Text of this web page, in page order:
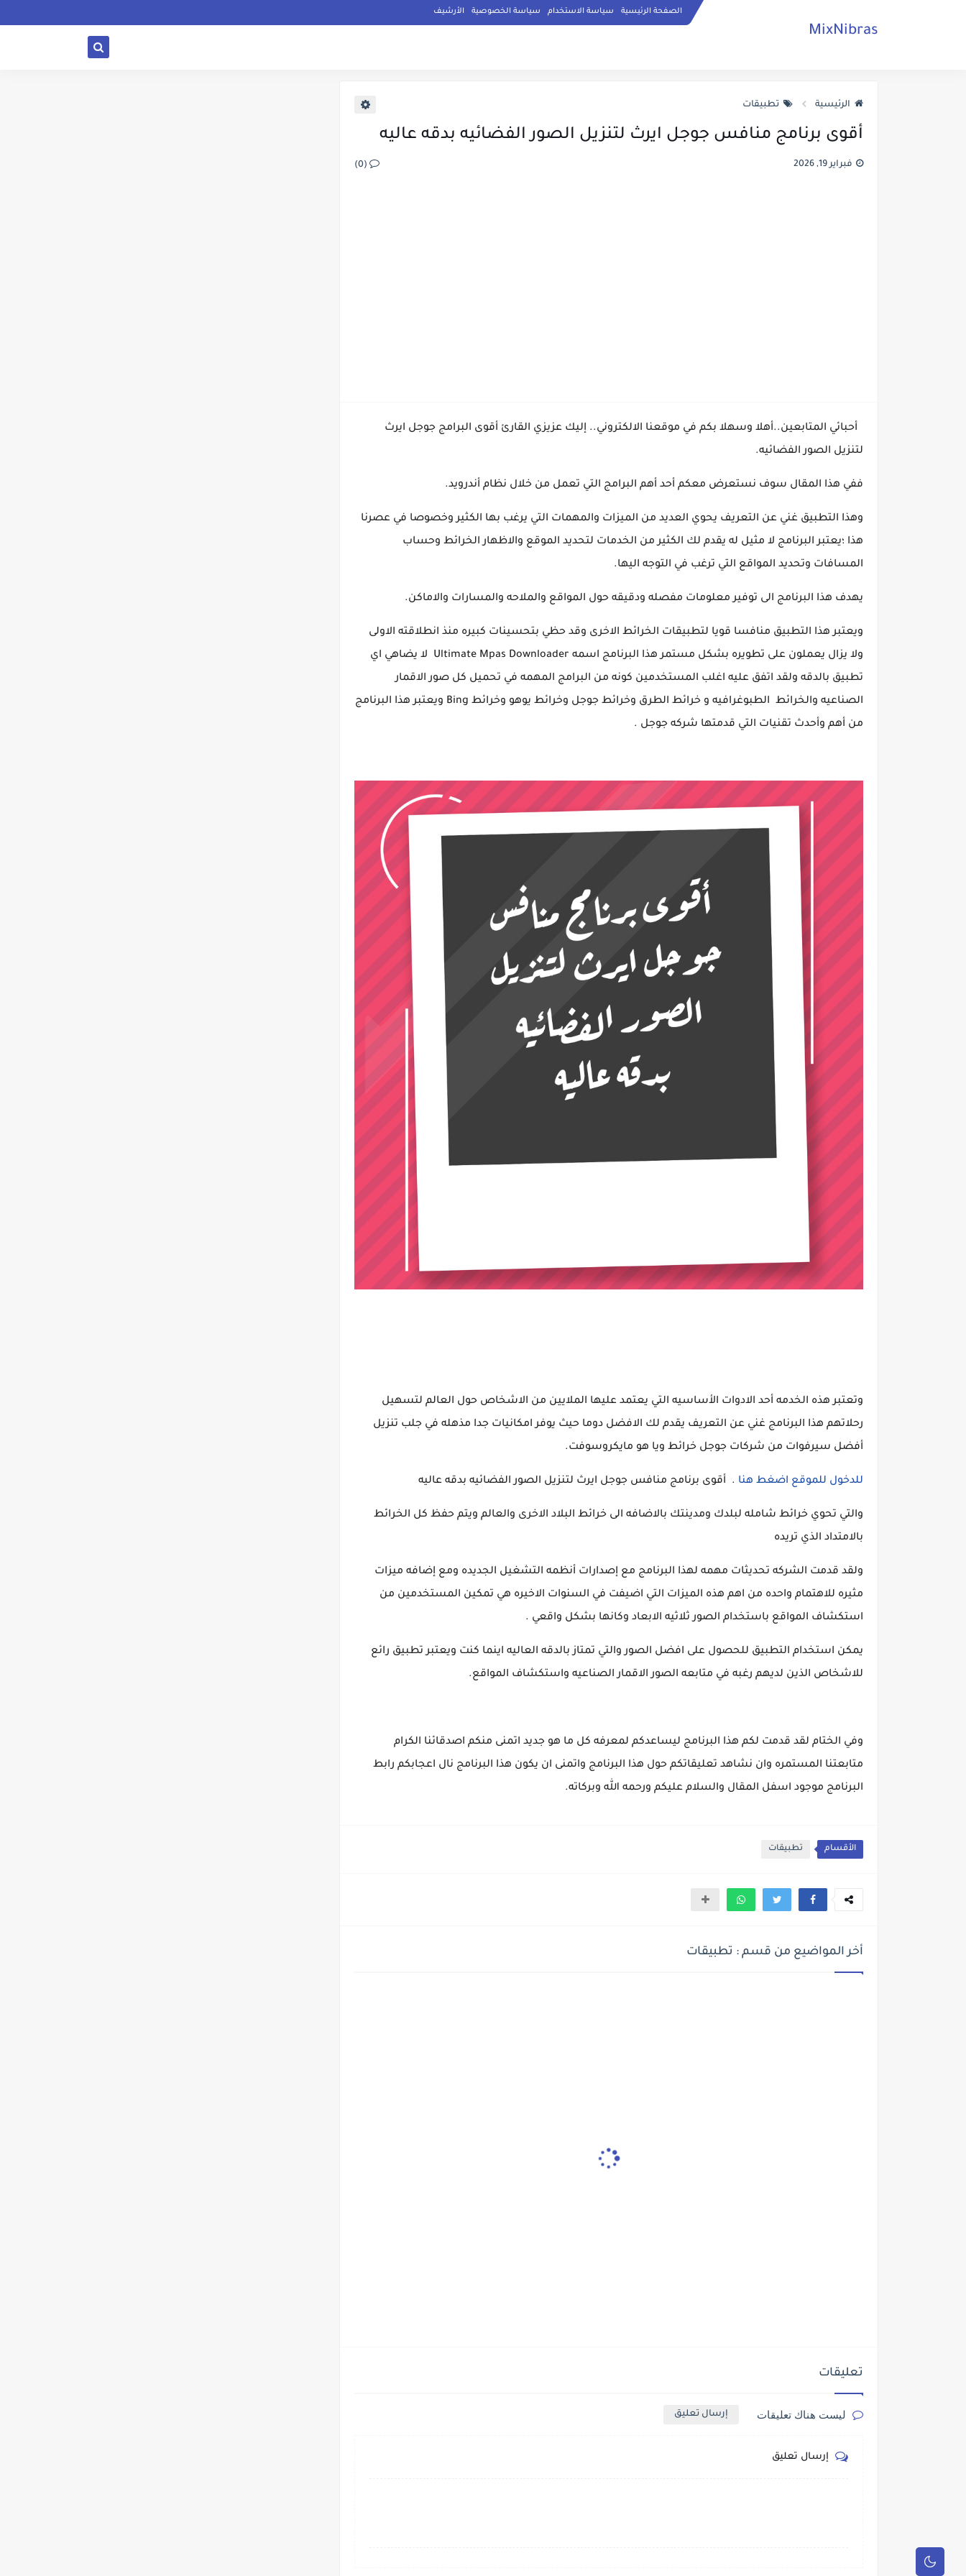
الصفحة الرئيسية سياسة الاستخدام سياسة الخصوصية الأرشيف
MixNibras
الرئيسية تطبيقات
أقوى برنامج منافس جوجل ايرث لتنزيل الصور الفضائيه بدقه عاليه
فبراير 19, 2026 (0)
أحبائي المتابعين..أهلا وسهلا بكم في موقعنا الالكتروني.. إليك عزيزي القارئ أقوى البرامج جوجل ايرث
لتنزيل الصور الفضائيه.
ففي هذا المقال سوف نستعرض معكم أحد أهم البرامج التي تعمل من خلال نظام أندرويد.
وهذا التطبيق غني عن التعريف يحوي العديد من الميزات والمهمات التي يرغب بها الكثير وخصوصا في عصرنا
هذا ؛يعتبر البرنامج لا مثيل له يقدم لك الكثير من الخدمات لتحديد الموقع والاظهار الخرائط وحساب
المسافات وتحديد المواقع التي ترغب في التوجه اليها.
يهدف هذا البرنامج الى توفير معلومات مفصله ودقيقه حول المواقع والملاحه والمسارات والاماكن.
ويعتبر هذا التطبيق منافسا قويا لتطبيقات الخرائط الاخرى وقد حظي بتحسينات كبيره منذ انطلاقته الاولى
ولا يزال يعملون على تطويره بشكل مستمر هذا البرنامج اسمه Ultimate Mpas Downloader لا يضاهي اي
تطبيق بالدقه ولقد اتفق عليه اغلب المستخدمين كونه من البرامج المهمه في تحميل كل صور الاقمار
الصناعيه والخرائط الطبوغرافيه و خرائط الطرق وخرائط جوجل وخرائط يوهو وخرائط Bing ويعتبر هذا البرنامج
من أهم وأحدث تقنيات التي قدمتها شركه جوجل .
وتعتبر هذه الخدمه أحد الادوات الأساسيه التي يعتمد عليها الملايين من الاشخاص حول العالم لتسهيل
رحلاتهم هذا البرنامج غني عن التعريف يقدم لك الافضل دوما حيث يوفر امكانيات جدا مذهله في جلب تنزيل
أفضل سيرفوات من شركات جوجل خرائط ويا هو مايكروسوفت.
للدخول للموقع اضغط هنا . أقوى برنامج منافس جوجل ايرث لتنزيل الصور الفضائيه بدقه عاليه
والتي تحوي خرائط شامله لبلدك ومدينتك بالاضافه الى خرائط البلاد الاخرى والعالم ويتم حفظ كل الخرائط
بالامتداد الذي تريده
ولقد قدمت الشركه تحديثات مهمه لهذا البرنامج مع إصدارات أنظمه التشغيل الجديده ومع إضافه ميزات
مثيره للاهتمام واحده من اهم هذه الميزات التي اضيفت في السنوات الاخيره هي تمكين المستخدمين من
استكشاف المواقع باستخدام الصور ثلاثيه الابعاد وكانها بشكل واقعي .
يمكن استخدام التطبيق للحصول على افضل الصور والتي تمتاز بالدقه العاليه اينما كنت ويعتبر تطبيق رائع
للاشخاص الذين لديهم رغبه في متابعه الصور الاقمار الصناعيه واستكشاف المواقع.
وفي الختام لقد قدمت لكم هذا البرنامج ليساعدكم لمعرفه كل ما هو جديد اتمنى منكم اصدقائنا الكرام
متابعتنا المستمره وان نشاهد تعليقاتكم حول هذا البرنامج واتمنى ان يكون هذا البرنامج نال اعجابكم رابط
البرنامج موجود اسفل المقال والسلام عليكم ورحمه الله وبركاته.
الأقسام تطبيقات
أخر المواضيع من قسم : تطبيقات
تعليقات
ليست هناك تعليقات إرسال تعليق
إرسال تعليق